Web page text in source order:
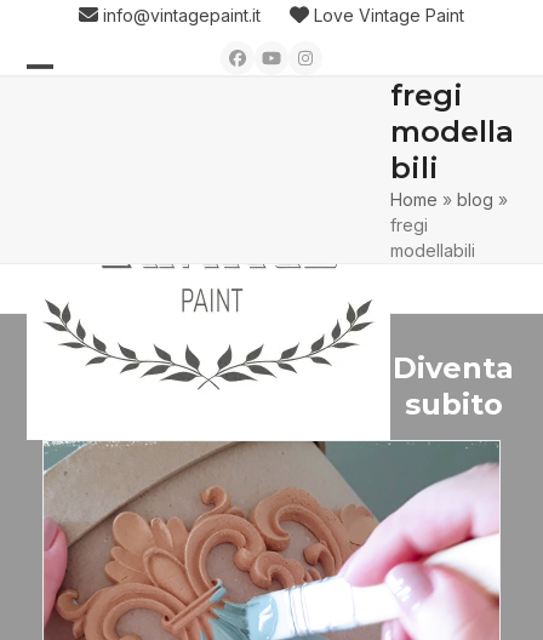
content
info@vintagepaint.it Love Vintage Paint
Facebook
YouTubeInstagram
fregi
modella
bili
Home »blog »
fregi
modellabili
Diventa
subito